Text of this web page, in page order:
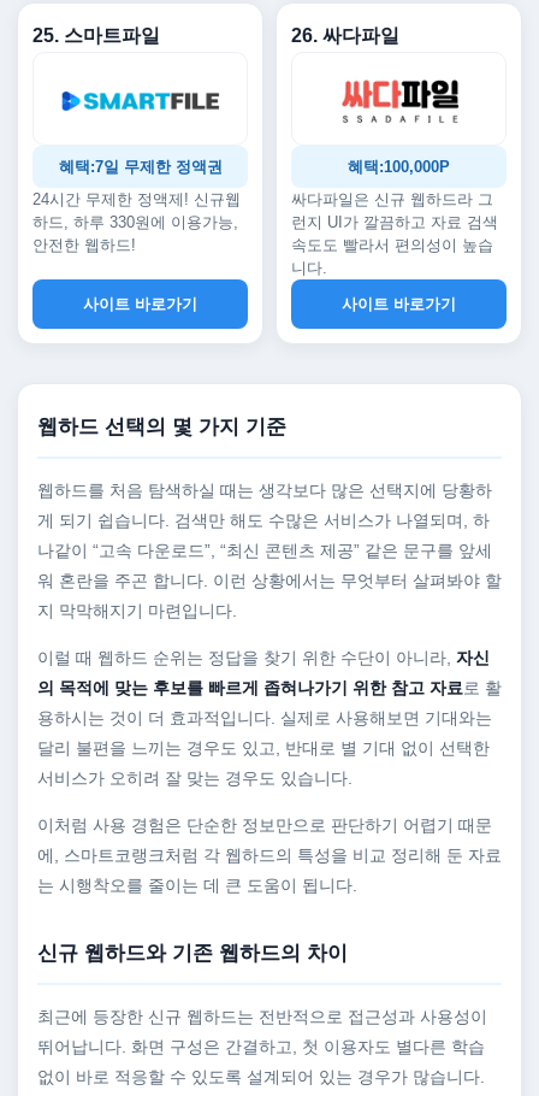
25. 스마트파일
혜택:7일 무제한 정액권
24시간 무제한 정액제! 신규웹
하드, 하루 330원에 이용가능,
안전한 웹하드!
사이트 바로가기
26. 싸다파일
혜택:100,000P
싸다파일은 신규 웹하드라 그
런지 UI가 깔끔하고 자료 검색
속도도 빨라서 편의성이 높습
니다.
사이트 바로가기
웹하드 선택의 몇 가지 기준
웹하드를 처음 탐색하실 때는 생각보다 많은 선택지에 당황하
게 되기 쉽습니다. 검색만 해도 수많은 서비스가 나열되며, 하
나같이 “고속 다운로드”, “최신 콘텐츠 제공” 같은 문구를 앞세
워 혼란을 주곤 합니다. 이런 상황에서는 무엇부터 살펴봐야 할
지 막막해지기 마련입니다.
이럴 때 웹하드 순위는 정답을 찾기 위한 수단이 아니라, 자신
의 목적에 맞는 후보를 빠르게 좁혀나가기 위한 참고 자료로 활
용하시는 것이 더 효과적입니다. 실제로 사용해보면 기대와는
달리 불편을 느끼는 경우도 있고, 반대로 별 기대 없이 선택한
서비스가 오히려 잘 맞는 경우도 있습니다.
이처럼 사용 경험은 단순한 정보만으로 판단하기 어렵기 때문
에, 스마트코랭크처럼 각 웹하드의 특성을 비교 정리해 둔 자료
는 시행착오를 줄이는 데 큰 도움이 됩니다.
신규 웹하드와 기존 웹하드의 차이
최근에 등장한 신규 웹하드는 전반적으로 접근성과 사용성이
뛰어납니다. 화면 구성은 간결하고, 첫 이용자도 별다른 학습
없이 바로 적응할 수 있도록 설계되어 있는 경우가 많습니다.